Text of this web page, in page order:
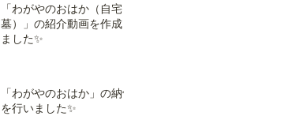
「わがやのおはか（自宅
墓）」の紹介動画を作成し
ました✨
「わがやのおはか」の納骨
を行いました✨️